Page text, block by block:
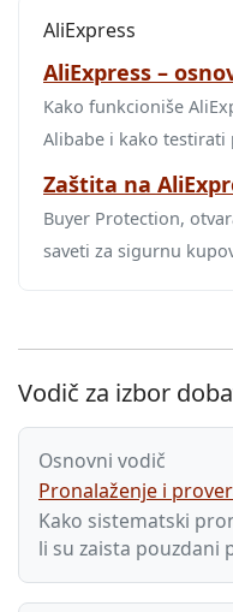
AliExpress
AliExpress –
Kako funkcioniše
Alibabe i kako testirati
Zaštita na
Buyer Protection,
saveti za sigurnu
Vodič za izbor
Osnovni vodič
Pronalaženje i
Kako sistematski
li su zaista pouzdani